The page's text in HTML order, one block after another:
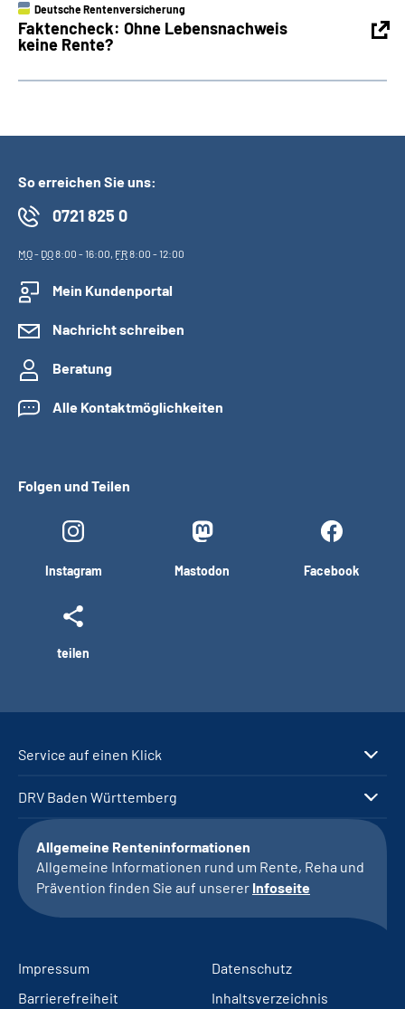
Deutsche Rentenversicherung
Faktencheck: Ohne Lebensnachweis
keine Rente?
So erreichen Sie uns:
0721 825 0
MO- DO8:00 - 16:00, FR8:00 - 12:00
Mein Kundenportal
Nachricht schreiben
Beratung
Alle Kontaktmöglichkeiten
Folgen und Teilen
Instagram Mastodon Facebook
teilen
Service auf einen Klick
DRV Baden Württemberg
Allgemeine Renteninformationen
Allgemeine Informationen rund um Rente, Reha und
Prävention finden Sie auf unserer Infoseite
Impressum
Datenschutz
Barrierefreiheit
Inhaltsverzeichnis